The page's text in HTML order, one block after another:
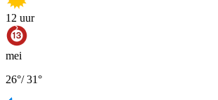
12 uur
mei
26°/31°